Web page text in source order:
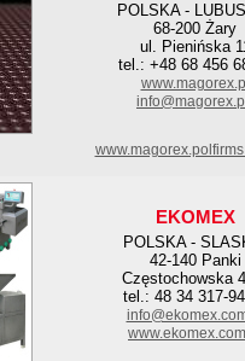
POLSKA -
68-200 Żary
ul. Pienińska
tel.: +48 68 456
EKOMEX
POLSKA -
42-140 Panki
Częstochowska
tel.: 48 34 317-